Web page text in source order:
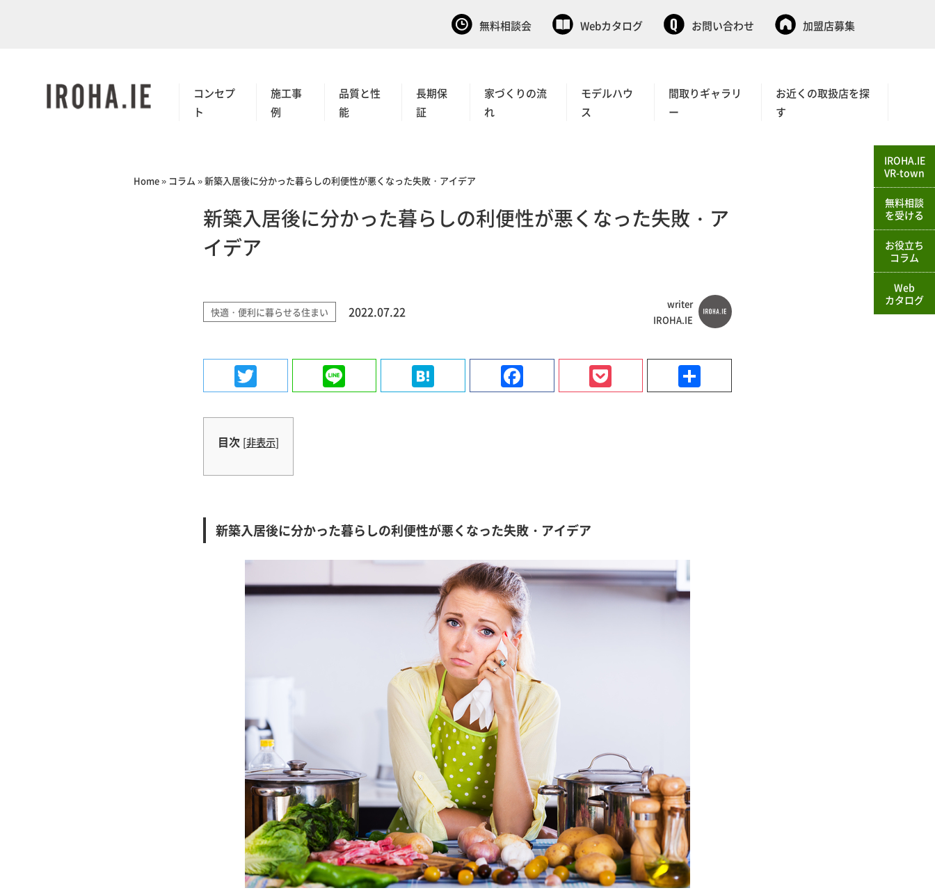
無料相談会 Webカタログ お問い合わせ 加盟店募集
コンセプ
ト
施工事
例
品質と性
能
長期保
証
家づくりの流
れ
モデルハウ
ス
間取りギャラリ
ー
お近くの取扱店を探
す
Home» コラム »新築入居後に分かった暮らしの利便性が悪くなった失敗・アイデア
新築入居後に分かった暮らしの利便性が悪くなった失敗・ア
イデア
快適・便利に暮らせる住まい 2022.07.22
writer
IROHA.IE
Twitter Hatena Facebook Pocket
有
目次 [非表示]
新築入居後に分かった暮らしの利便性が悪くなった失敗・アイデア
IROHA.IE
VR-town
無料相談
を受ける
お役立ち
コラム
Web
カタログ